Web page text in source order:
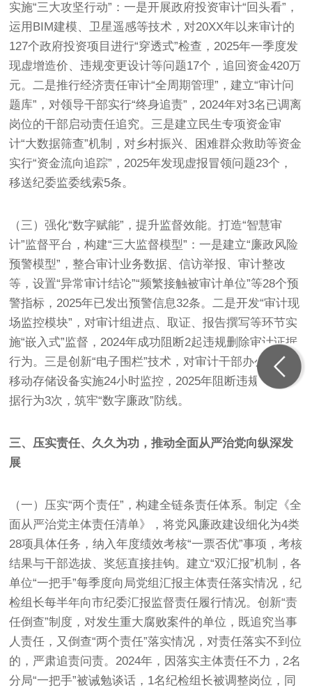
实施“三大攻坚行动”：一是开展政府投资审计“回头看”，
运用BIM建模、卫星遥感等技术，对20XX年以来审计的
127个政府投资项目进行“穿透式”检查，2025年一季度发
现虚增造价、违规变更设计等问题17个，追回资金420万
元。二是推行经济责任审计“全周期管理”，建立“审计问
题库”，对领导干部实行“终身追责”，2024年对3名已调离
岗位的干部启动责任追究。三是建立民生专项资金审
计“大数据筛查”机制，对乡村振兴、困难群众救助等资金
实行“资金流向追踪”，2025年发现虚报冒领问题23个，
移送纪委监委线索5条。
（三）强化“数字赋能”，提升监督效能。打造“智慧审
计”监督平台，构建“三大监督模型”：一是建立“廉政风险
预警模型”，整合审计业务数据、信访举报、审计整改
等，设置“异常审计结论”“频繁接触被审计单位”等28个预
警指标，2025年已发出预警信息32条。二是开发“审计现
场监控模块”，对审计组进点、取证、报告撰写等环节实
施“嵌入式”监督，2024年成功阻断2起违规删除审计证据
行为。三是创新“电子围栏”技术，对审计干部办公电脑、
移动存储设备实施24小时监控，2025年阻断违规外传数
据行为3次，筑牢“数字廉政”防线。
三、压实责任、久久为功，推动全面从严治党向纵深发
展
（一）压实“两个责任”，构建全链条责任体系。制定《全
面从严治党主体责任清单》，将党风廉政建设细化为4类
28项具体任务，纳入年度绩效考核“一票否优”事项，考核
结果与干部选拔、奖惩直接挂钩。建立“双汇报”机制，各
单位“一把手”每季度向局党组汇报主体责任落实情况，纪
检组长每半年向市纪委汇报监督责任履行情况。创新“责
任倒查”制度，对发生重大腐败案件的单位，既追究当事
人责任，又倒查“两个责任”落实情况，对责任落实不到位
的，严肃追责问责。2024年，因落实主体责任不力，2名
分局“一把手”被诫勉谈话，1名纪检组长被调整岗位，同